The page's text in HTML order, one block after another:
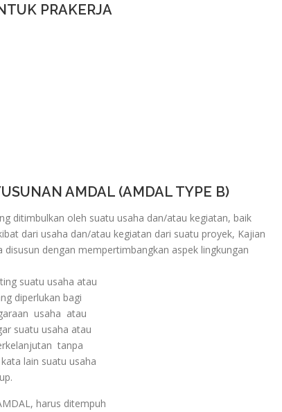
PRAKERJA
AMDAL (AMDAL TYPE B)
ditimbulkan oleh suatu usaha dan/atau kegiatan, baik
dari usaha dan/atau kegiatan dari suatu proyek, Kajian
dengan mempertimbangkan aspek lingkungan
suatu usaha atau
diperlukan bagi
usaha atau
suatu usaha atau
tanpa
lain suatu usaha
harus ditempuh